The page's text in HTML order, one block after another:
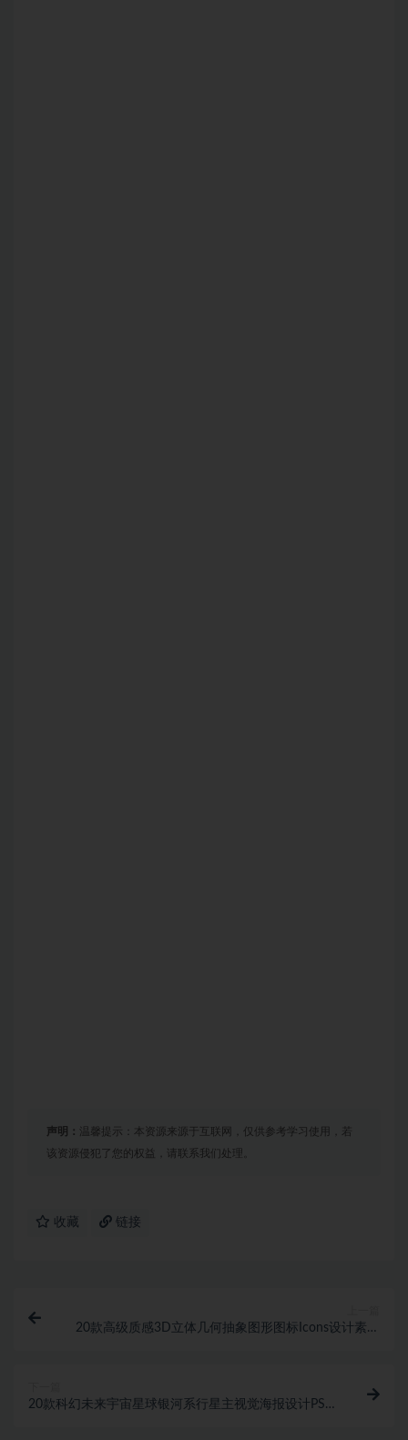
声明： 温馨提示：本资源来源于互联网，仅供参考学习使用，若
该资源侵犯了您的权益，请联系我们处理。
收藏 链接
20款高级质感3D立体几何抽象图形图标Icons设计素材
20款科幻未来宇宙星球银河系行星主视觉海报设计PS分